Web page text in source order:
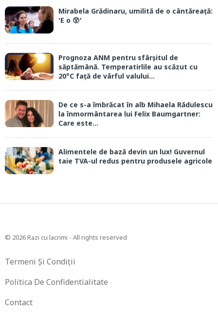
Mirabela Grădinaru, umilită de o cântăreață:
'E o 😲'
Prognoza ANM pentru sfârșitul de
săptămână. Temperatirlile au scăzut cu
20°C față de vârful valului...
De ce s-a îmbrăcat în alb Mihaela Rădulescu
la înmormântarea lui Felix Baumgartner:
Care este...
Alimentele de bază devin un lux! Guvernul
taie TVA-ul redus pentru produsele agricole
© 2026 Razi cu lacrimi - All rights reserved
Termeni Și Condiții
Politica De Confidentialitate
Contact